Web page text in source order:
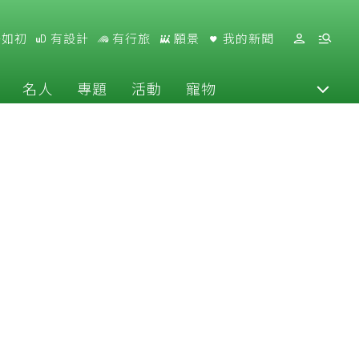
初 有設計 有行旅 願景 我的新聞
名人 專題 活動 寵物